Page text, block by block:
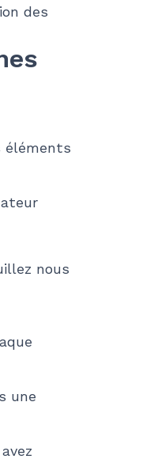
des
éléments
nous
une